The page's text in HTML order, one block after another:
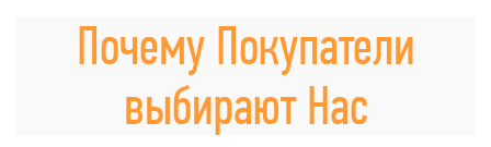
Почему Покупатели
выбирают Нас